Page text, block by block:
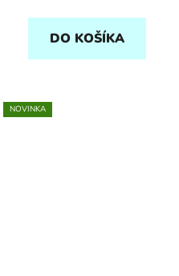
DO KOŠÍKA
NOVINKA